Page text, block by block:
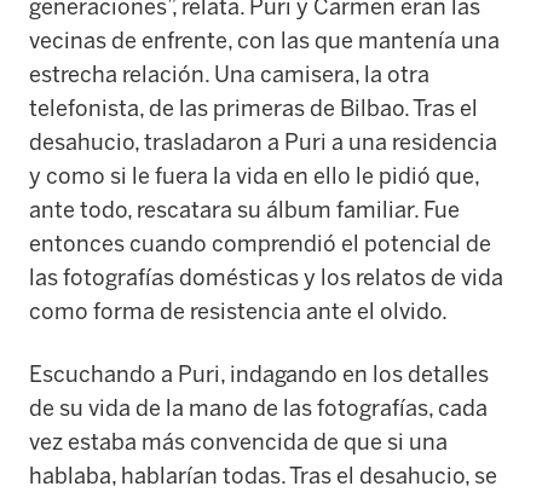
generaciones”, relata. Puri y Carmen eran las
vecinas de enfrente, con las que mantenía una
estrecha relación. Una camisera, la otra
telefonista, de las primeras de Bilbao. Tras el
desahucio, trasladaron a Puri a una residencia
y como si le fuera la vida en ello le pidió que,
ante todo, rescatara su álbum familiar. Fue
entonces cuando comprendió el potencial de
las fotografías domésticas y los relatos de vida
como forma de resistencia ante el olvido.
Escuchando a Puri, indagando en los detalles
de su vida de la mano de las fotografías, cada
vez estaba más convencida de que si una
hablaba, hablarían todas. Tras el desahucio, se